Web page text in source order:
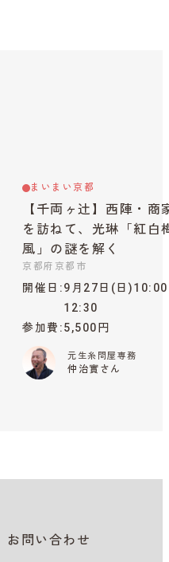
まいまい京都
【千両ヶ辻】西陣・商
を訪ねて、光琳「紅白
風」の謎を解く
京都府京都市
開催日
9月27日(日
12:30
参加費 5,500円
元生糸問屋専務
仲治實さん
お問い合わせ